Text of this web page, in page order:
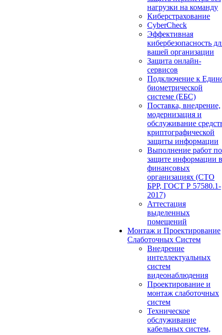
нагрузки на команду
Киберстрахование
CyberCheck
Эффективная
кибербезопасность
вашей организации
Защита онлайн-
сервисов
Подключение к
биометрической
системе (ЕБС)
Поставка, внедрение,
модернизация и
обслуживание
криптографической
защиты информации
Выполнение работ по
защите информации в
финансовых
организациях (СТО
БРР, ГОСТ Р 57580.1-
2017)
Аттестация
выделенных
помещений
Монтаж и Проектирование
Слаботочных Систем
Внедрение
интеллектуальных
систем
видеонаблюдения
Проектирование и
монтаж слаботочных
систем
Техническое
обслуживание
кабельных систем,